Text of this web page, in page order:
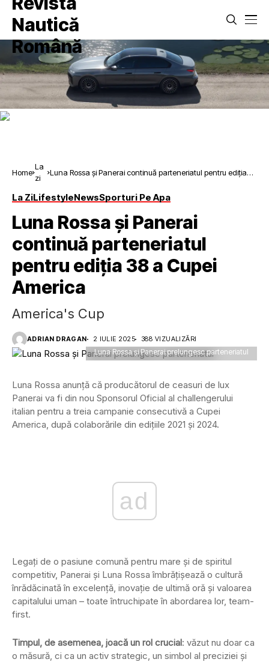
Home
La
zi
Luna Rossa și Panerai continuă parteneriatul pentru ediția
La ZiLifestyleNewsSporturi Pe Apa
Luna Rossa și Panerai
continuă parteneriatul
pentru ediția 38 a Cupei
America
America's Cup
ADRIAN DRAGAN 2 IULIE 2025 388 VIZUALIZĂRI
Luna Rossa și Panerai prelungesc parteneriatul
Luna Rossa anunță că producătorul de ceasuri de lux
Panerai va fi din nou Sponsorul Oficial al challengerului
italian pentru a treia campanie consecutivă a Cupei
America, după colaborările din edițiile 2021 și 2024.
ad
Legați de o pasiune comună pentru mare și de spiritul
competitiv, Panerai și Luna Rossa îmbrățișează o cultură
înrădăcinată în excelență, inovație de ultimă oră și valoarea
capitalului uman – toate întruchipate în abordarea lor, team-
first.
Timpul, de asemenea, joacă un rol crucial: văzut nu doar ca
o măsură, ci ca un activ strategic, un simbol al preciziei și